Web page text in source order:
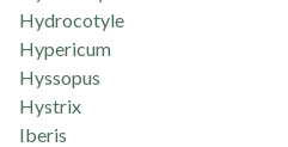
Hydrocotyle
Hypericum
Hyssopus
Hystrix
Iberis